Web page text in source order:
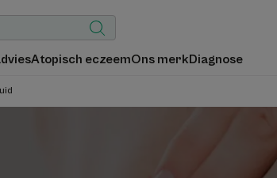
Atopisch eczeemOns merkDiagnose